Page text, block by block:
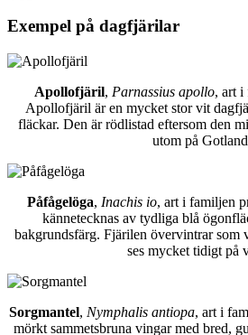
Exempel på dagfjärilar
Apollofjäril, Parnassius apollo, art i
Apollofjäril är en mycket stor vit
fläckar. Den är rödlistad eftersom den
utom på
Påfågelöga, Inachis io, art i familjen
kännetecknas av tydliga blå
bakgrundsfärg. Fjärilen övervintrar som
ses mycket tidigt på
Sorgmantel, Nymphalis antiopa, art i
mörkt sammetsbruna vingar med bred,